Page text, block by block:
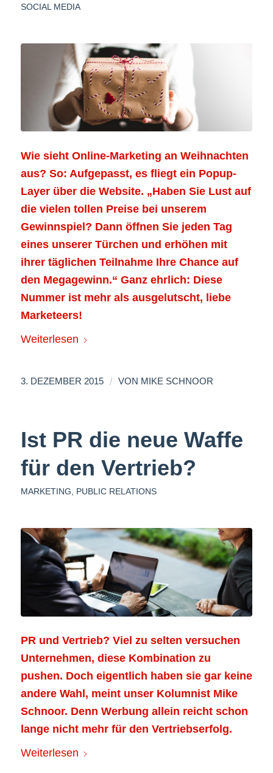
SOCIAL MEDIA
Wie sieht Online-Marketing an Weihnachten
aus? So: Aufgepasst, es fliegt ein Popup-
Layer über die Website. „Haben Sie Lust auf
die vielen tollen Preise bei unserem
Gewinnspiel? Dann öffnen Sie jeden Tag
eines unserer Türchen und erhöhen mit
ihrer täglichen Teilnahme Ihre Chance auf
den Megagewinn.“ Ganz ehrlich: Diese
Nummer ist mehr als ausgelutscht, liebe
Marketeers!
Weiterlesen
3. DEZEMBER 2015 / VON MIKE SCHNOOR
Ist PR die neue Waffe
für den Vertrieb?
MARKETING, PUBLIC RELATIONS
PR und Vertrieb? Viel zu selten versuchen
Unternehmen, diese Kombination zu
pushen. Doch eigentlich haben sie gar keine
andere Wahl, meint unser Kolumnist Mike
Schnoor. Denn Werbung allein reicht schon
lange nicht mehr für den Vertriebserfolg.
Weiterlesen